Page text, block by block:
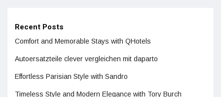
Recent Posts
Comfort and Memorable Stays with QHotels
Autoersatzteile clever vergleichen mit daparto
Effortless Parisian Style with Sandro
Timeless Style and Modern Elegance with Tory Burch